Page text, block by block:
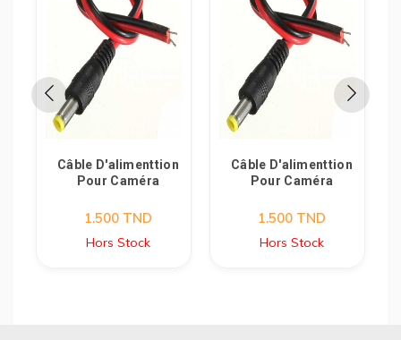
Câble D'alimenttion
Pour Caméra
1.500 TND
Hors Stock
Câble D'alimenttion
Pour Caméra
1.500 TND
Hors Stock